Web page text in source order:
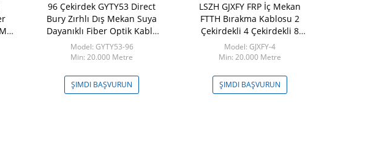
96 Çekirdek GYTY53 Direct
Bury Zırhlı Dış Mekan Suya
Dayanıklı Fiber Optik Kablo
Çift PE
Model: GYTY53-96
Min: 20.000 Metre
ŞIMDI BAŞVURUN
LSZH GJXFY FRP İç Mekan
FTTH Bırakma Kablosu 2
Çekirdekli 4 Çekirdekli 8
Çekirdekli Fiber Optik Kablo
Model: GJXFY-4
Min: 20.000 Metre
ŞIMDI BAŞVURUN